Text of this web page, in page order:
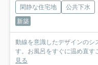
閑静な住宅地
公共下水
新築
動線を意識したデザインのシ
す。お風呂をすぐに温め直す
見る